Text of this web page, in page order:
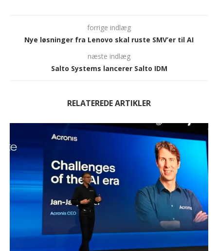
forrige indlæg
Nye løsninger fra Lenovo skal ruste SMV’er til AI
næste indlæg
Salto Systems lancerer Salto IDM
RELATEREDE ARTIKLER